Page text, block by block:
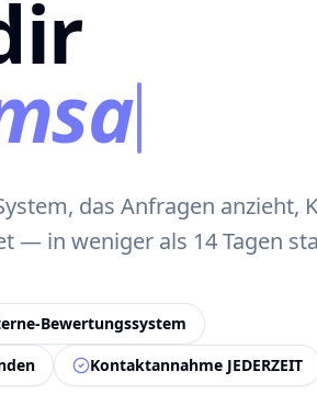
das Anfragen anzieht,
— in weniger als 14 Tagen
Bewertungssystem
Kontaktannahme JEDERZEIT